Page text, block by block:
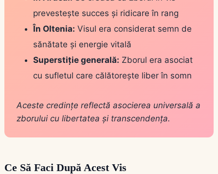
prevestește succes și ridicare în rang
În Oltenia: Visul era considerat semn de
sănătate și energie vitală
Superstiție generală: Zborul era asociat
cu sufletul care călătorește liber în somn
Aceste credințe reflectă asocierea universală a
zborului cu libertatea și transcendența.
Ce Să Faci După Acest Vis